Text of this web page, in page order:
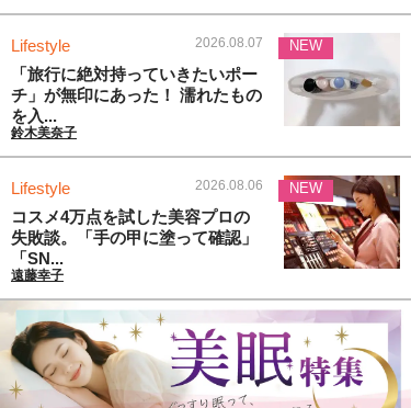
Lifestyle 2026.08.07
「旅行に絶対持っていきたいポー
チ」が無印にあった！ 濡れたもの
を入...
鈴木美奈子
NEW
Lifestyle 2026.08.06
コスメ4万点を試した美容プロの
失敗談。「手の甲に塗って確認」
「SN...
遠藤幸子
NEW